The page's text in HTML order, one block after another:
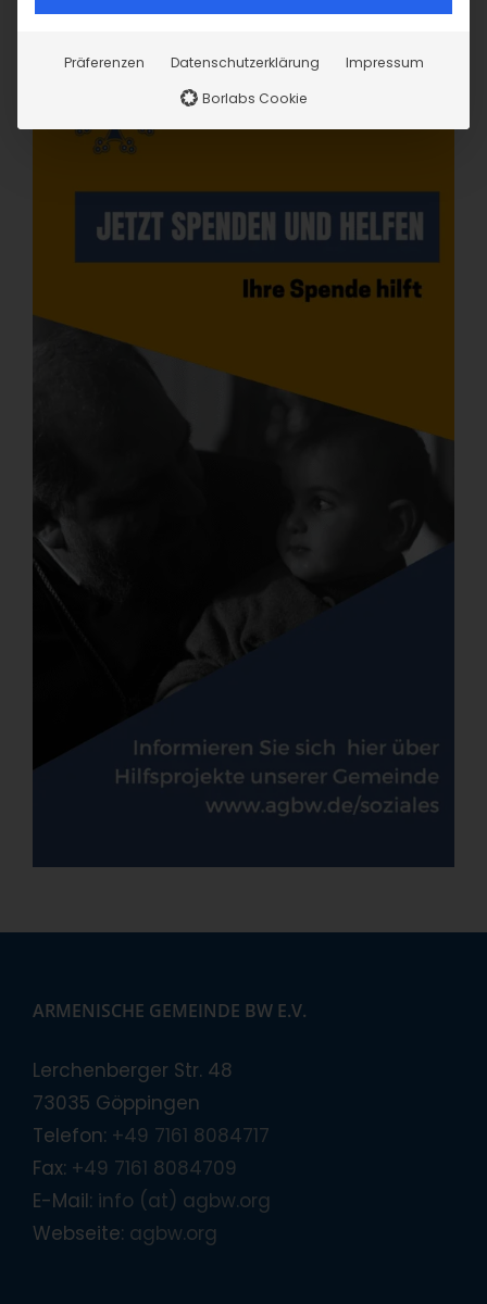
ARMENISCHE GEMEINDE BW E.V.
Lerchenberger Str. 48
73035 Göppingen
Telefon: +49 7161 8084717
Fax: +49 7161 8084709
E-Mail: info (at) agbw.org
Webseite: agbw.org
Präferenzen Datenschutzerklärung
Impressum
Borlabs Cookie